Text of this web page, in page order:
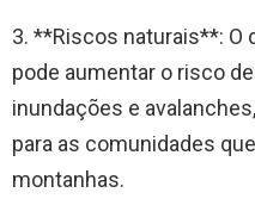
3. **Riscos naturais**: O
pode aumentar o risco
inundações e
para as comunidades
montanhas.